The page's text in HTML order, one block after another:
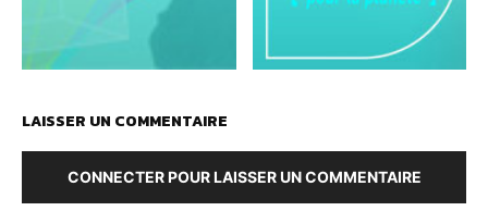
LAISSER UN COMMENTAIRE
CONNECTER POUR LAISSER UN COMMENTAIRE